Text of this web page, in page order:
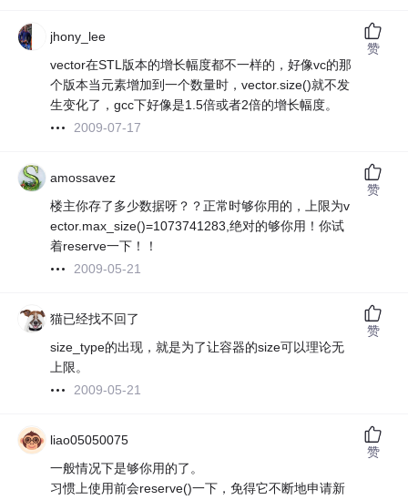
jhony_lee
vector在STL版本的增长幅度都不一样的，好像vc的那
个版本当元素增加到一个数量时，vector.size()就不发
生变化了，gcc下好像是1.5倍或者2倍的增长幅度。
2009-07-17
赞
amossavez
楼主你存了多少数据呀？？正常时够你用的，上限为v
ector.max_size()=1073741283,绝对的够你用！你试
着reserve一下！！
2009-05-21
赞
猫已经找不回了
size_type的出现，就是为了让容器的size可以理论无
上限。
2009-05-21
赞
liao05050075
一般情况下是够你用的了。
习惯上使用前会reserve()一下，免得它不断地申请新
赞